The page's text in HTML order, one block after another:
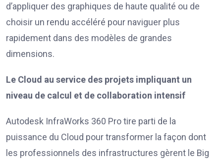
d’appliquer des graphiques de haute qualité ou de
choisir un rendu accéléré pour naviguer plus
rapidement dans des modèles de grandes
dimensions.
Le Cloud au service des projets impliquant un
niveau de calcul et de collaboration intensif
Autodesk InfraWorks 360 Pro tire parti de la
puissance du Cloud pour transformer la façon dont
les professionnels des infrastructures gèrent le Big